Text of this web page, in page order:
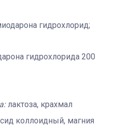
гидрохлорид;
гидрохлорида 200
лактоза, крахмал
коллоидный, магния